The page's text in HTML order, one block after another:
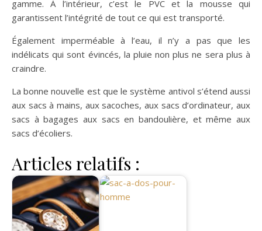
gamme. À l’intérieur, c’est le PVC et la mousse qui
garantissent l’intégrité de tout ce qui est transporté.
Également imperméable à l’eau, il n’y a pas que les
indélicats qui sont évincés, la pluie non plus ne sera plus à
craindre.
La bonne nouvelle est que le système antivol s’étend aussi
aux sacs à mains, aux sacoches, aux sacs d’ordinateur, aux
sacs à bagages aux sacs en bandoulière, et même aux
sacs d’écoliers.
Articles relatifs :